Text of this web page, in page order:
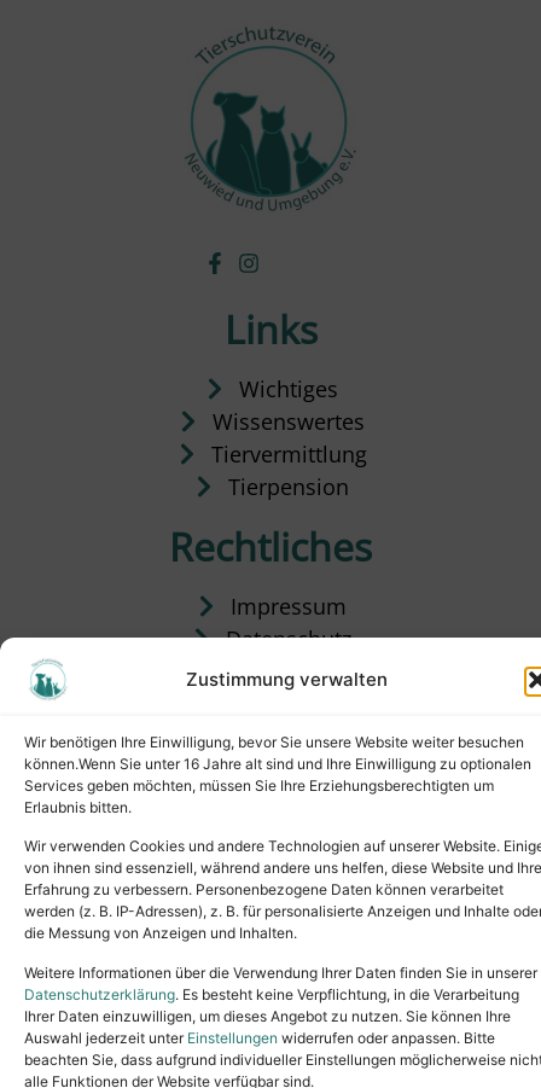
Zustimmung verwalten
Wir benötigen Ihre Einwilligung, bevor Sie unsere Website weiter besuchen
können.Wenn Sie unter 16 Jahre alt sind und Ihre Einwilligung zu optionalen
Services geben möchten, müssen Sie Ihre Erziehungsberechtigten um
Erlaubnis bitten.
Wir verwenden Cookies und andere Technologien auf unserer Website.
von ihnen sind essenziell, während andere uns helfen, diese Website und Ihre
Erfahrung zu verbessern. Personenbezogene Daten können verarbeitet
werden (z. B. IP-Adressen), z. B. für personalisierte Anzeigen und Inhalte
die Messung von Anzeigen und Inhalten.
Weitere Informationen über die Verwendung Ihrer Daten finden Sie in unserer
Datenschutzerklärung. Es besteht keine Verpflichtung, in die Verarbeitung
Ihrer Daten einzuwilligen, um dieses Angebot zu nutzen. Sie können Ihre
Auswahl jederzeit unter Einstellungen widerrufen oder anpassen. Bitte
beachten Sie, dass aufgrund individueller Einstellungen möglicherweise
alle Funktionen der Website verfügbar sind.
Links
Wichtiges
Wissenswertes
Tiervermittlung
Tierpension
Rechtliches
Impressum
Datenschutz
Satzung
Copyright © 2024. All rights reserved.
Tel.: (02631) 55356buero@tierheim-neuwied.de
Ludwigshof 1, 56567 Neuwied